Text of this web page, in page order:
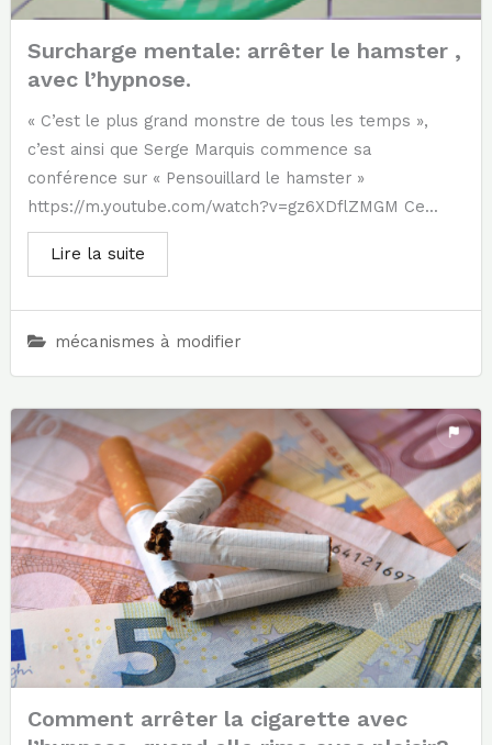
Surcharge mentale: arrêter le hamster ,
avec l’hypnose.
mécanismes à modifier
« C’est le plus grand monstre de tous les temps »,
c’est ainsi que Serge Marquis commence sa
conférence sur « Pensouillard le hamster »
https://m.youtube.com/watch?v=gz6XDflZMGM Ce...
Lire la suite
Comment arrêter la cigarette avec